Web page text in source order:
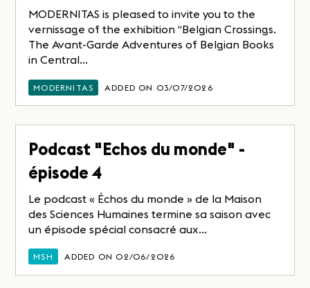
MODERNITAS is pleased to invite you to the
vernissage of the exhibition “Belgian Crossings.
The Avant-Garde Adventures of Belgian Books
in Central...
MODERNITAS ADDED ON 03/07/2026
Podcast "Echos du monde" -
épisode 4
Le podcast « Échos du monde » de la Maison
des Sciences Humaines termine sa saison avec
un épisode spécial consacré aux...
MSH ADDED ON 02/06/2026